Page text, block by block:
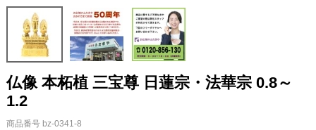
仏像 本柘植 三宝尊 日蓮宗・法華宗 0.8～
1.2
商品番号 bz-0341-8